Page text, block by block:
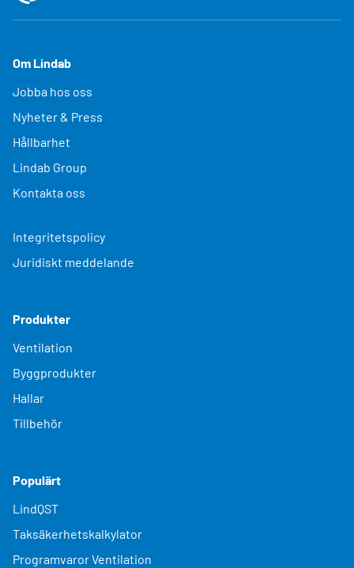
Om Lindab
Jobba hos oss
Nyheter & Press
Hållbarhet
Lindab Group
Kontakta oss
Integritetspolicy
Juridiskt meddelande
Produkter
Ventilation
Byggprodukter
Hallar
Tillbehör
Populärt
LindQST
Taksäkerhetskalkylator
Programvaror Ventilation